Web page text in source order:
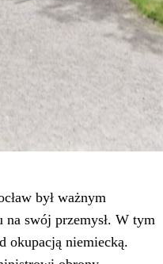
był ważnym
swój przemysł. W tym
okupacją niemiecką.